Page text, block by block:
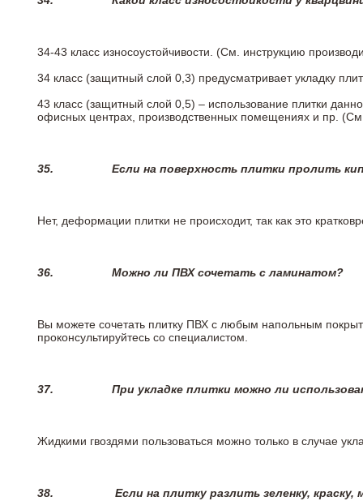
34-43 класс износоустойчивости. (См. инструкцию
34 класс (защитный слой 0,3) предусматривает укладку
43 класс (защитный слой 0,5) – использование плитки
офисных центрах, производственных помещениях и пр.
35. Если на поверхность плитки пролить
Нет, деформации плитки не происходит, так как это
36. Можно ли ПВХ сочетать с ламинатом?
Вы можете сочетать плитку ПВХ с любым напольным
проконсультируйтесь со специалистом.
37. При укладке плитки можно ли
Жидкими гвоздями пользоваться можно только в случае
38. Если на плитку разлить зеленку,